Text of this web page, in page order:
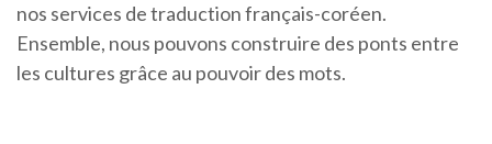
nos services de traduction français-coréen.
Ensemble, nous pouvons construire des ponts entre
les cultures grâce au pouvoir des mots.